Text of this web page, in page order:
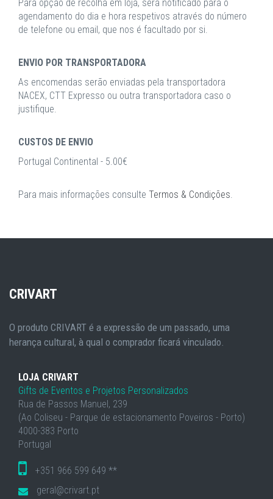
Para opção de recolha em loja, será notificado para o
agendamento do dia e hora respetivos através do número
de telefone ou email, que nos é facultado por si.
ENVIO POR TRANSPORTADORA
As encomendas serão enviadas pela transportadora
NACEX, CTT Expresso ou outra transportadora caso o
justifique.
CUSTOS DE ENVIO
Portugal Continental - 5.00€
Para mais informações consulte Termos & Condições.
CRIVART
O produto CRIVART é a expressão de um passado, uma
herança cultural, à qual o comprador ficará vinculado.
LOJA CRIVART
Gifts de Eventos e Projetos Personalizados
Rua de Passos Manuel, 239
(Ao Coliseu - Parque de estacionamento Poveiros - Porto)
4000-383 Porto
Portugal
+351 966 599 649 **
geral@crivart.pt